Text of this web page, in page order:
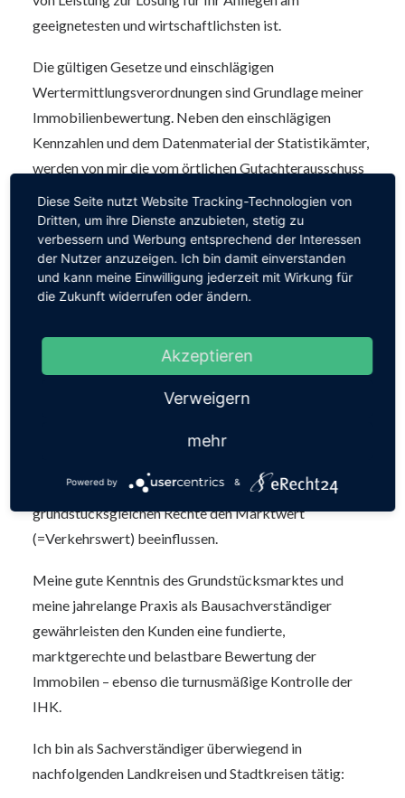
geeignetesten und wirtschaftlichsten ist.
Die gültigen Gesetze und einschlägigen
Wertermittlungsverordnungen sind Grundlage meiner
Immobilienbewertung. Neben den einschlägigen
Kennzahlen und dem Datenmaterial der Statistikämter,
werden von mir die vom örtlichen Gutachterausschuss
erhobenen Marktdaten für die Wertermittlung
herangezogen. Um den objektspezifischen Bauzustand
bezüglich Reparaturrückstau, Baumängel oder
Modernisierungen und dergleichen zu erfassen und die
Lagequalität beurteilen zu können, wird von mir ein
Auch die Ermittlung des Barwerts von Rechten und
Nießbrauchrecht, Wohnrecht,
Abstandsflächenübernahmen,
meinem Serviceangebot, da diese so genannten
grundstücksgleichen Rechte den Marktwert
(=Verkehrswert) beeinflussen.
Meine gute Kenntnis des Grundstücksmarktes und
meine jahrelange Praxis als Bausachverständiger
gewährleisten den Kunden eine fundierte,
marktgerechte und belastbare Bewertung der
Immobilen – ebenso die turnusmäßige Kontrolle der
IHK.
Ich bin als Sachverständiger überwiegend in
nachfolgenden Landkreisen und Stadtkreisen tätig:
Diese Seite nutzt Website Tracking-Technologien von
Dritten, um ihre Dienste anzubieten, stetig zu
verbessern und Werbung entsprechend der Interessen
der Nutzer anzuzeigen. Ich bin damit einverstanden
und kann meine Einwilligung jederzeit mit Wirkung für
die Zukunft widerrufen oder ändern.
Akzeptieren
Verweigern
mehr
Powered by &